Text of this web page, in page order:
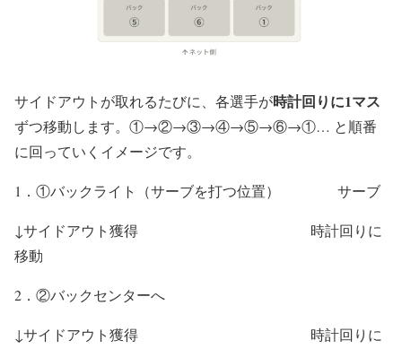
サイドアウトが取れるたびに、各選手が時計回りに1マス
ずつ移動します。①→②→③→④→⑤→⑥→①… と順番
に回っていくイメージです。
1．①バックライト（サーブを打つ位置） サーブ
↓サイドアウト獲得 時計回りに
移動
2．②バックセンターへ
↓サイドアウト獲得 時計回りに